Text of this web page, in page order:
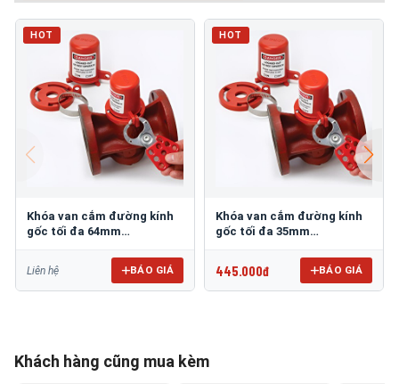
HOT
Khóa van cắm đường kính
gốc tối đa 64mm
Liên hệ BÁO GIÁ
HOT
Khóa van cắm đường kính
gốc tối đa 35mm
445.000đ BÁO GIÁ
Khách hàng cũng mua kèm